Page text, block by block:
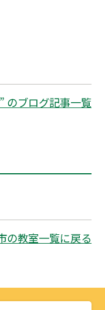
のブログ記事一覧
の教室一覧に戻る